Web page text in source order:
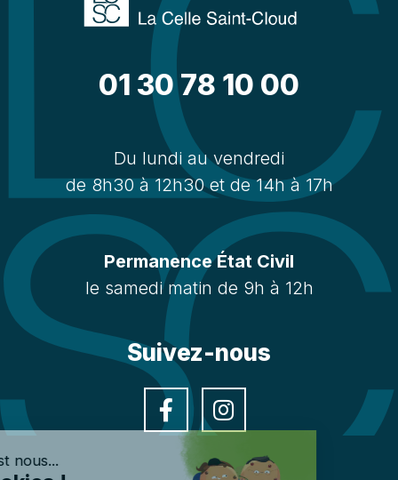
01 30 78 10 00
Du lundi au vendredi
de 8h30 à 12h30 et de 14h à 17h
Permanence État Civil
le samedi matin de 9h à 12h
Suivez-nous
Facebook
Salut c'est nous...